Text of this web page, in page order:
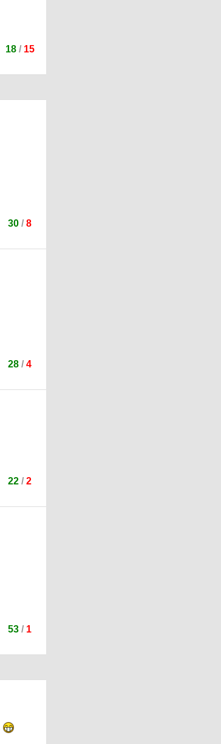
18/ 15
30 / 8
28 / 4
22 / 2
53 / 1